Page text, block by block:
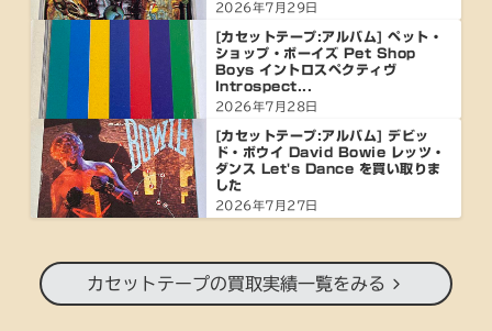
2026年7月29日
[カセットテープ:アルバム] ペット・
ショップ・ボーイズ Pet Shop
Boys イントロスペクティヴ
Introspect...
2026年7月28日
[カセットテープ:アルバム] デビッ
ド・ボウイ David Bowie レッツ・
ダンス Let's Dance を買い取りま
した
2026年7月27日
カセットテープの買取実績一覧をみる